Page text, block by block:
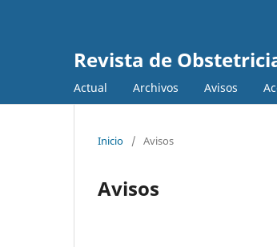
Revista de
Actual Archivos Avisos
Inicio / Avisos
Avisos